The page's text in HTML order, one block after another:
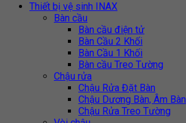
Thiết bị vệ sinh INAX
Bàn cầu
Bàn cầu điện tử
Bàn Cầu 2 Khối
Bàn Cầu 1 Khối
Bàn cầu Treo Tường
Chậu rửa
Chậu Rửa Đặt Bàn
Chậu Dương Bàn, Âm Bàn
Chậu Rửa Treo Tường